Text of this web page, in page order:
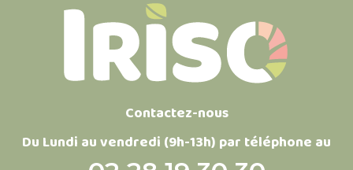
Contactez-nous
Du Lundi au vendredi (9h-13h) par téléphone au